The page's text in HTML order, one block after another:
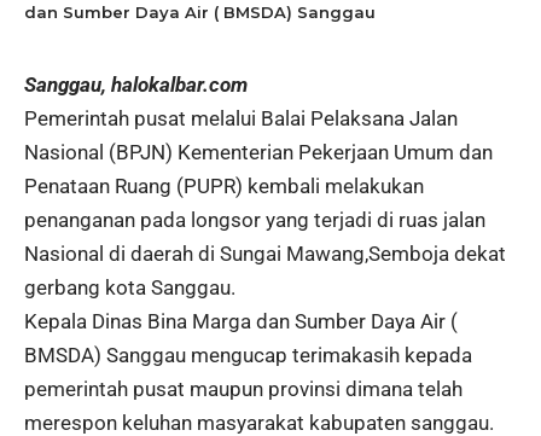
dan Sumber Daya Air ( BMSDA) Sanggau
Sanggau, halokalbar.com
Pemerintah pusat melalui Balai Pelaksana Jalan
Nasional (BPJN) Kementerian Pekerjaan Umum dan
Penataan Ruang (PUPR) kembali melakukan
penanganan pada longsor yang terjadi di ruas jalan
Nasional di daerah di Sungai Mawang,Semboja dekat
gerbang kota Sanggau.
Kepala Dinas Bina Marga dan Sumber Daya Air (
BMSDA) Sanggau mengucap terimakasih kepada
pemerintah pusat maupun provinsi dimana telah
merespon keluhan masyarakat kabupaten sanggau.